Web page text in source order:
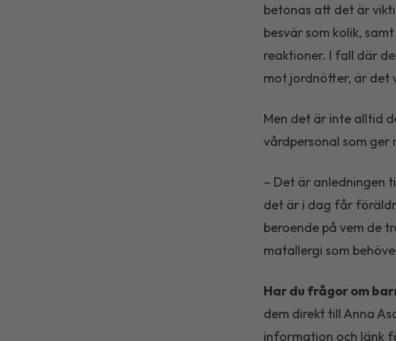
betonas att det är
besvär som kolik,
reaktioner. I fall där
mot jordnötter, är det
Men det är inte alltid
vårdpersonal som ger
– Det är anledningen
det är i dag får
beroende på vem de
matallergi som
Har du frågor om
dem direkt till Anna
information och länk